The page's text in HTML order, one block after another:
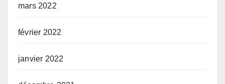
mars 2022
février 2022
janvier 2022